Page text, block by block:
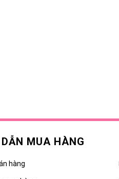
MUA HÀNG
hàng